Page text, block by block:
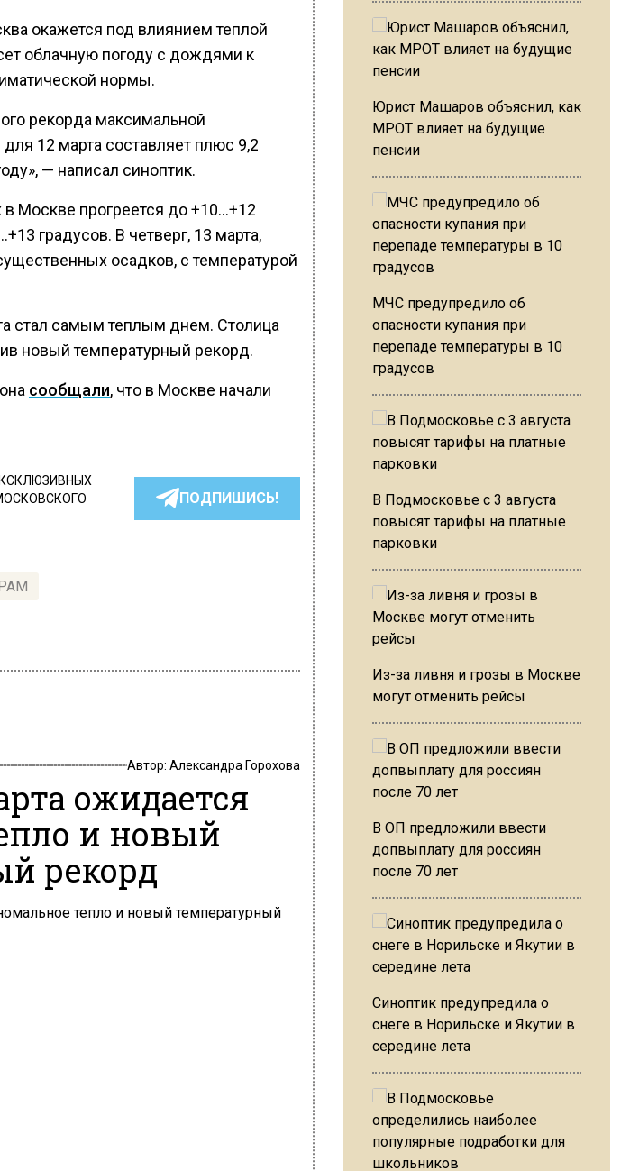
окажется под влиянием теплой
облачную погоду с дождями к
нормы.
рекорда максимальной
12 марта составляет плюс 9,2
— написал синоптик.
Москве прогреется до +10…+12
градусов. В четверг, 13 марта,
осадков, с температурой
стал самым теплым днем. Столица
новый температурный рекорд.
сообщали, что в Москве начали
ПОДПИШИСЬ!
Автор: Александра Горохова
ожидается
и новый
рекорд
Юрист Машаров объяснил, как
МРОТ влияет на будущие
пенсии
МЧС предупредило об
опасности купания при
перепаде температуры в 10
градусов
В Подмосковье с 3 августа
повысят тарифы на платные
парковки
Из-за ливня и грозы в Москве
могут отменить рейсы
В ОП предложили ввести
допвыплату для россиян
после 70 лет
Синоптик предупредила о
снеге в Норильске и Якутии в
середине лета